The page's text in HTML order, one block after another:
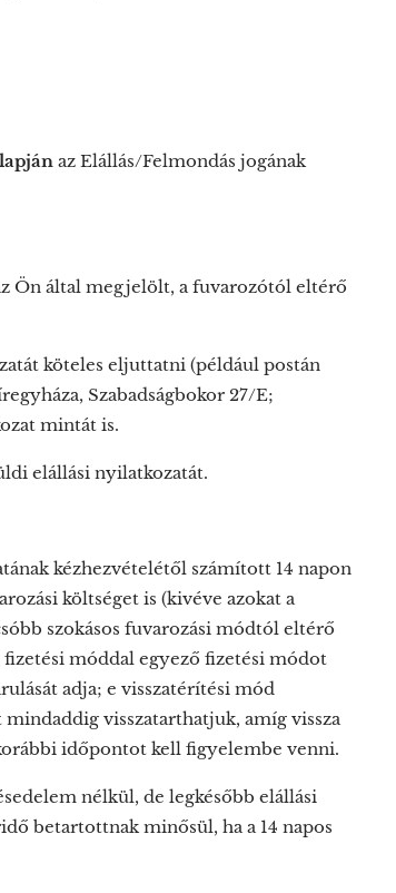
az Elállás/Felmondás jogának
Ön által megjelölt, a fuvarozótól eltérő
köteles eljuttatni (például postán
Szabadságbokor 27/E;
mintát is.
elállási nyilatkozatát.
kézhezvételétől számított 14 napon
költséget is (kivéve azokat a
szokásos fuvarozási módtól eltérő
móddal egyező fizetési módot
adja; e visszatérítési mód
visszatarthatjuk, amíg vissza
időpontot kell figyelembe venni.
nélkül, de legkésőbb elállási
betartottnak minősül, ha a 14 napos